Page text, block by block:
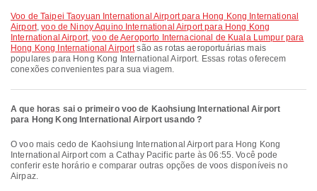
voo de Taipei Taoyuan International Airport para Hong Kong International
Airport,voo de Ninoy Aquino International Airport para Hong Kong
International Airport,voo de Aeroporto Internacional de Kuala Lumpur para
Hong Kong International Airportsão as rotas aeroportuárias mais
populares para Hong Kong International Airport. Essas rotas oferecem
conexões convenientes para sua viagem.
A que horas sai o primeiro voo de Kaohsiung International Airport
para Hong Kong International Airport usando ?
O voo mais cedo de Kaohsiung International Airport para Hong Kong
International Airport com a Cathay Pacific parte às 06:55. Você pode
conferir este horário e comparar outras opções de voos disponíveis no
Airpaz.